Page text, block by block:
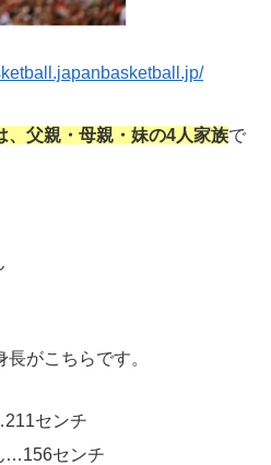
、父親・母親・妹の4人家族で
がこちらです。
センチ
…156センチ